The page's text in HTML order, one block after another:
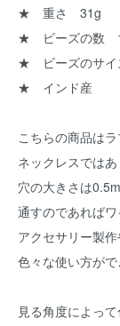
★ 重さ 31g
★ ビーズの数
★ ビーズのサイ
★ インド産
こちらの商品は
ネックレスではあ
穴の大きさは
通すのであればワ
アクセサリー製
色々な使い方がで
見る角度によっ